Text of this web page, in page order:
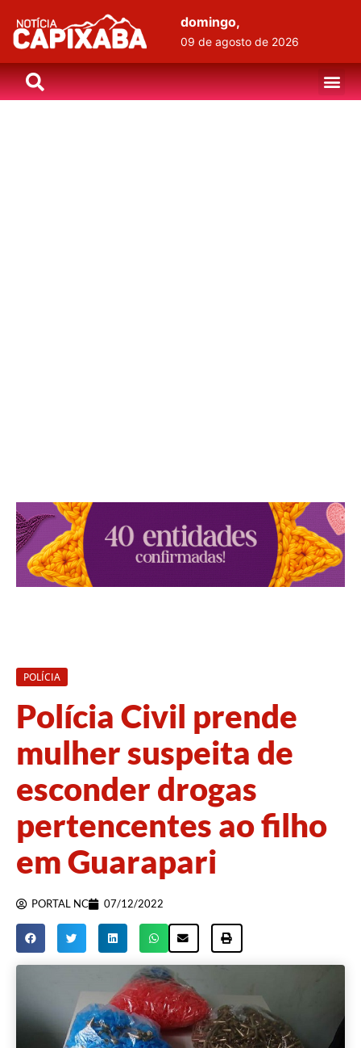
domingo,
09 de agosto de 2026
POLÍCIA
Polícia Civil prende
mulher suspeita de
esconder drogas
pertencentes ao filho
em Guarapari
PORTAL NC 07/12/2022